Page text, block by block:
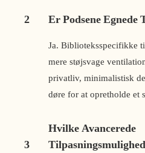
2 Er Podsene
Ja. Biblioteksspecifikke
mere støjsvage
privatliv, minimalistisk
døre for at opretholde et
3
Hvilke Avancerede